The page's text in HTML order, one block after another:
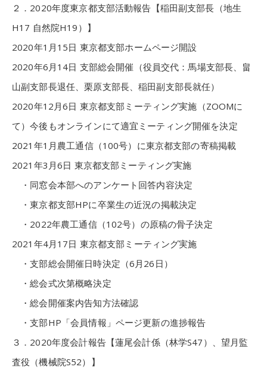
２．2020年度東京都支部活動報告【稲田副支部長（地生
H17 自然院H19）】
2020年1月15日 東京都支部ホームページ開設
2020年6月14日 支部総会開催（役員交代：馬場支部長、畠
山副支部長退任、栗原支部長、稲田副支部長就任）
2020年12月6日 東京都支部ミーティング実施（ZOOMに
て）今後もオンラインにて適宜ミーティング開催を決定
2021年1月農工通信（100号）に東京都支部の寄稿掲載
2021年3月6日 東京都支部ミーティング実施
・同窓会本部へのアンケート回答内容決定
・東京都支部HPに卒業生の近況の掲載決定
・2022年農工通信（102号）の原稿の骨子決定
2021年4月17日 東京都支部ミーティング実施
・支部総会開催日時決定（6月26日）
・総会式次第概略決定
・総会開催案内告知方法確認
・支部HP「会員情報」ページ更新の進捗報告
３．2020年度会計報告【蓮尾会計係（林学S47）、望月監
査役（機械院S52）】